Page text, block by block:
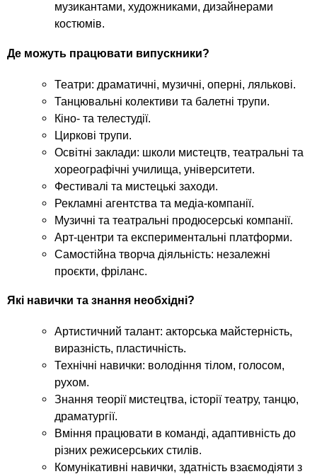
музикантами, художниками, дизайнерами
костюмів.
Де можуть працювати випускники?
Театри: драматичні, музичні, оперні, лялькові.
Танцювальні колективи та балетні трупи.
Кіно- та телестудії.
Циркові трупи.
Освітні заклади: школи мистецтв, театральні та
хореографічні училища, університети.
Фестивалі та мистецькі заходи.
Рекламні агентства та медіа-компанії.
Музичні та театральні продюсерські компанії.
Арт-центри та експериментальні платформи.
Самостійна творча діяльність: незалежні
проєкти, фріланс.
Які навички та знання необхідні?
Артистичний талант: акторська майстерність,
виразність, пластичність.
Технічні навички: володіння тілом, голосом,
рухом.
Знання теорії мистецтва, історії театру, танцю,
драматургії.
Вміння працювати в команді, адаптивність до
різних режисерських стилів.
Комунікативні навички, здатність взаємодіяти з